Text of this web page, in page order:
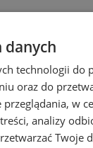
danych
technologii do
oraz do
w
analizy
Twoje